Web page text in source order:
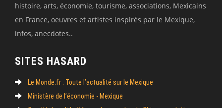
histoire, arts, économie, tourisme, associations, Mexicains
en France, oeuvres et artistes inspirés par le Mexique,
infos, anecdotes..
SITES HASARD
Le Monde.fr : Toute l’actualité sur le Mexique
Ministère de l’économie - Mexique